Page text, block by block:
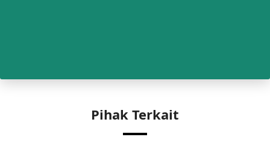
Pihak Terkait